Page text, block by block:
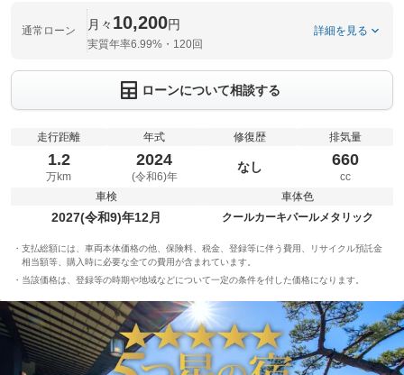
通常ローン 月々 10,200円
実質年率6.99%・120回
詳細を見る
ローンについて相談する
走行距離
1.2
万km
年式
2024
(令和6)年
修復歴
なし
排気量
660
cc
車検
2027(令和9)年12月
車体色
クールカーキパールメタリック
支払総額には、車両本体価格の他、保険料、税金、登録等に伴う費用、リサイクル預託金
相当額等、購入時に必要な全ての費用が含まれています。
当該価格は、登録等の時期や地域などについて一定の条件を付した価格になります。